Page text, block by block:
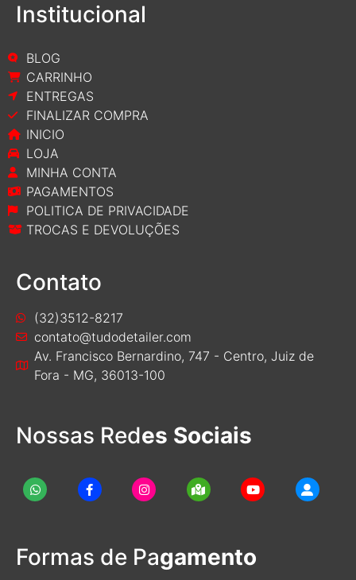
Institucional
BLOG
CARRINHO
ENTREGAS
FINALIZAR COMPRA
INICIO
LOJA
MINHA CONTA
PAGAMENTOS
POLITICA DE PRIVACIDADE
TROCAS E DEVOLUÇÕES
Contato
(32)3512-8217
contato@tudodetailer.com
Av. Francisco Bernardino, 747 - Centro, Juiz de
Fora - MG, 36013-100
Nossas Redes Sociais
Formas de Pagamento